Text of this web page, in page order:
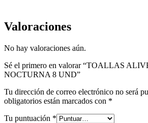
Valoraciones
No hay valoraciones aún.
Sé el primero en valorar “TOALLAS
NOCTURNA 8 UND”
Tu dirección de correo electrónico no será
obligatorios están marcados con *
Tu puntuación *